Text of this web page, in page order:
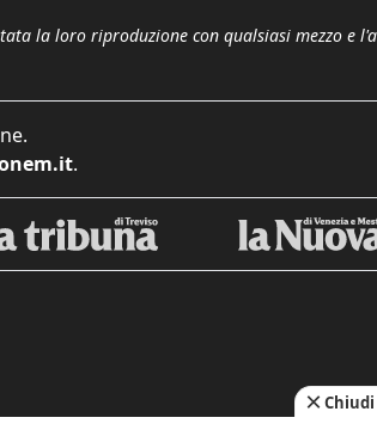
la loro riproduzione con qualsiasi mezzo e
.
Chiudi